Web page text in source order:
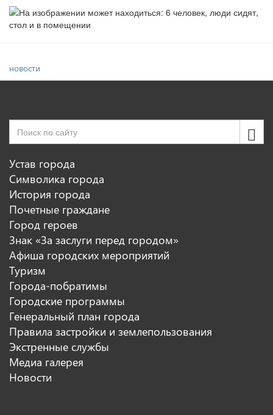
новости
Устав города
Символика города
История города
Почетные граждане
Город героев
Знак «За заслуги перед городом»
Афиша городских мероприятий
Туризм
Города-побратимы
Городские программы
Генеральный план города
Правила застройки и землепользования
Экстренные службы
Медиа галерея
Новости